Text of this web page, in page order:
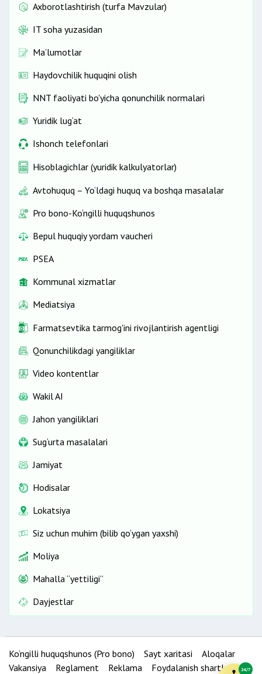
Axborotlashtirish (turfa Mavzular)
IT soha yuzasidan
Ma’lumotlar
Haydovchilik huquqini olish
NNT faoliyati bo'yicha qonunchilik normalari
Yuridik lug‘at
Ishonch telefonlari
Hisoblagichlar (yuridik kalkulyatorlar)
Avtohuquq – Yo‘ldagi huquq va boshqa masalalar
Pro bono-Ko‘ngilli huquqshunos
Bepul huquqiy yordam vaucheri
PSEA
Kommunal xizmatlar
Mediatsiya
Farmatsevtika tarmog'ini rivojlantirish agentligi
Qonunchilikdagi yangiliklar
Video kontentlar
Wakil AI
Jahon yangiliklari
Sug‘urta masalalari
Jamiyat
Hodisalar
Lokatsiya
Siz uchun muhim (bilib qo‘ygan yaxshi)
Moliya
Mahalla “yettiligi”
Dayjestlar
Ko‘ngilli huquqshunos (Pro bono) Sayt xaritasi
Aloqalar
Vakansiya
Reglament Reklama Foydalanish shartlari 24/7